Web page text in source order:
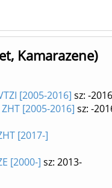
Kamarazene)
[2005-2016] sz: -2016
[2005-2016] sz: -
[2017-]
[2000-] sz: 2013-